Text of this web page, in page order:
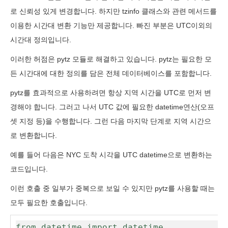
로 신뢰성 있게 변경합니다. 하지만 tzinfo 클래스와 관련 메서드를
이용한 시간대 변환 기능만 제공합니다. 빠진 부분은 UTC이외의
시간대 정의입니다.
이러한 허점은 pytz 모듈로 해결하고 있습니다. pytz는 필요한 모
든 시간대에 대한 정의를 담은 전체 데이터베이스를 포함합니다.
pytz를 효과적으로 사용하려면 항상 지역 시간을 UTC로 먼저 변
경해야 합니다. 그러고 나서 UTC 값에 필요한 datetime연산(오프
셋 지정 등)을 수행합니다. 그런 다음 마지막 단계로 지역 시간으
로 변환합니다.
예를 들어 다음은 NYC 도착 시각을 UTC datetime으로 변환하는
코드입니다.
이런 호출 중 일부가 중복으로 보일 수 있지만 pytz를 사용할 때는
모두 필요한 호출입니다.